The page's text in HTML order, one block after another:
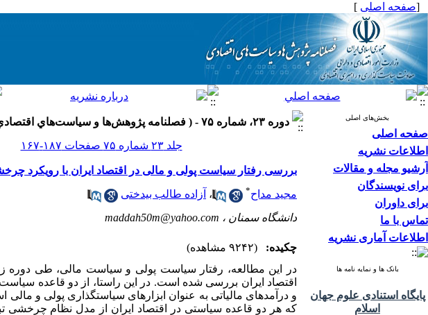
[صفحه اصلی ]
بخش‌های اصلی
صفحه اصلی
اطلاعات نشریه
آرشیو مجله و مقالات
برای نویسندگان
برای داوران
تماس با ما
اطلاعات آماری نشریه
بانک ها و نمایه نامه ها
پایگاه استنادی علوم جهان
اسلام
دوره ۲۳، شماره ۷۵ - ( فصلنامه پژوهش‌ها و سياست‌هاي اقتصادي ۱۳۹۴ )
جلد ۲۳ شماره ۷۵ صفحات ۱۸۷-۱۶۷
بررسی رفتار سیاست پولی و مالی در اقتصاد ایران با رویکرد
مجید مداح* ، آزاده طالب بیدختی
دانشگاه سمنان ، maddah50m@yahoo.com
چکیده:
(۹۲۴۲ مشاهده)
اقتصاد ایران بررسی شده است. در این راستا، از دو قاعده
و درآمدهای مالیاتی به عنوان ابزار­های سیاست­گذاری پولی و
که هر دو قاعده سیاستی در اقتصاد ایران از مدل نظام چرخشی